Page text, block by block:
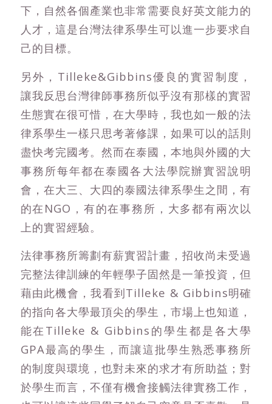
下，自然各個產業也非常需要良好英文能力的
人才，這是台灣法律系學生可以進一步要求自
己的目標。
另外，Tilleke&Gibbins優良的實習制度，
讓我反思台灣律師事務所似乎沒有那樣的實習
生態實在很可惜，在大學時，我也如一般的法
律系學生一樣只思考著修課，如果可以的話則
盡快考完國考。然而在泰國，本地與外國的大
事務所每年都在泰國各大法學院辦實習說明
會，在大三、大四的泰國法律系學生之間，有
的在NGO，有的在事務所，大多都有兩次以
上的實習經驗。
法律事務所籌劃有薪實習計畫，招收尚未受過
完整法律訓練的年輕學子固然是一筆投資，但
藉由此機會，我看到Tilleke & Gibbins明確
的指向各大學最頂尖的學生，市場上也知道，
能在Tilleke & Gibbins的學生都是各大學
GPA最高的學生，而讓這批學生熟悉事務所
的制度與環境，也對未來的求才有所助益；對
於學生而言，不僅有機會接觸法律實務工作，